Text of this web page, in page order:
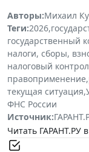
Авторы:Михаил
Теги:2026,
государственный
налоги, сборы,
налоговый
правоприменение,
текущая ситуация,
ФНС России
Источник:
Читать ГАРАНТ.РУ в